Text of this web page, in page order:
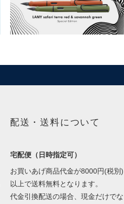
配送・送料について
宅配便（日時指定可）
お買いあげ商品代金が8000円(税別)
以上で送料無料となります。
代金引換配送の場合、現金だけでな